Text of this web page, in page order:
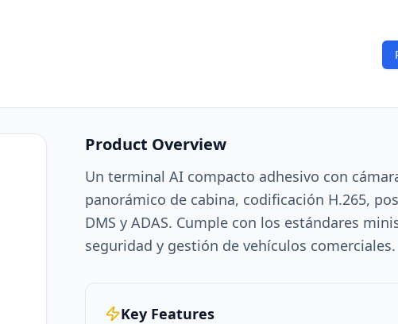
Product Overview
Un terminal AI compacto adhesivo con
panorámico de cabina, codificación H.265,
DMS y ADAS. Cumple con los estándares
seguridad y gestión de vehículos comerciales.
Key Features